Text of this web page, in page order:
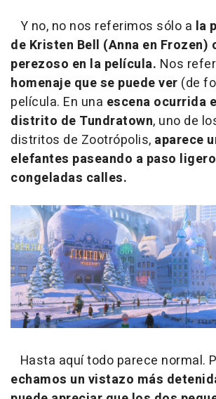
Y no, no nos referimos sólo a la
de Kristen Bell (Anna en Frozen)
perezoso en la película. Nos
homenaje que se puede ver (de
película. En una escena ocurrida
distrito de Tundratown, uno de
distritos de Zootrópolis, aparece
elefantes paseando a paso
congeladas calles.
Hasta aquí todo parece normal.
echamos un vistazo más